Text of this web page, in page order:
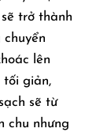
trở thành
lên
tối giản,
sẽ từ
chu nhưng